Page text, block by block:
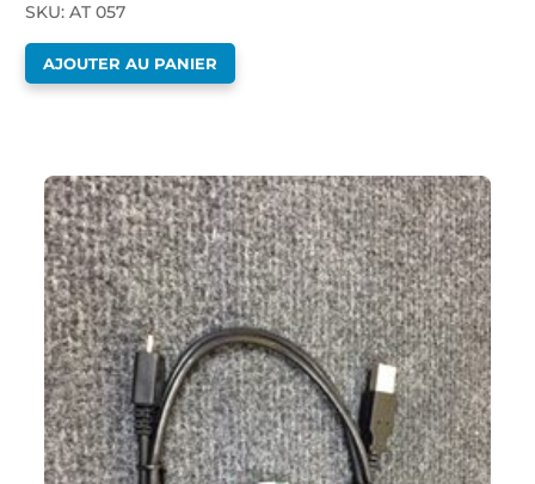
SKU: AT 057
AJOUTER AU PANIER